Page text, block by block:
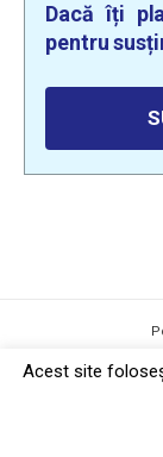
Dacă îți
pentru
Acest site